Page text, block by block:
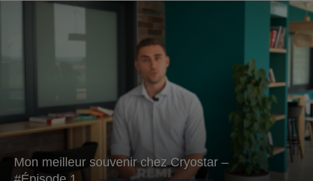
Mon meilleur souvenir chez Cryostar –